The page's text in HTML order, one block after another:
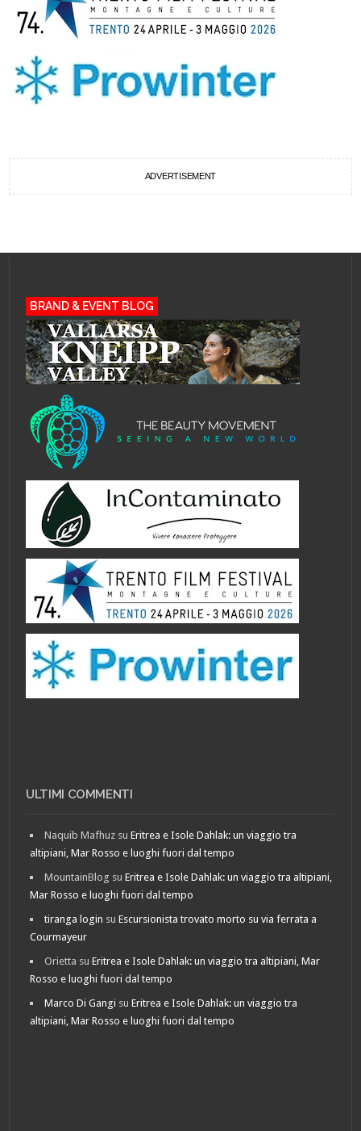
ADVERTISEMENT
BRAND & EVENT BLOG
ULTIMI COMMENTI
Naquib Mafhuz suEritrea e Isole Dahlak: un viaggio tra
altipiani, Mar Rosso e luoghi fuori dal tempo
MountainBlog suEritrea e Isole Dahlak: un viaggio tra altipiani,
Mar Rosso e luoghi fuori dal tempo
tiranga login suEscursionista trovato morto su via ferrata a
Courmayeur
Orietta suEritrea e Isole Dahlak: un viaggio tra altipiani, Mar
Rosso e luoghi fuori dal tempo
Marco Di Gangi suEritrea e Isole Dahlak: un viaggio tra
altipiani, Mar Rosso e luoghi fuori dal tempo